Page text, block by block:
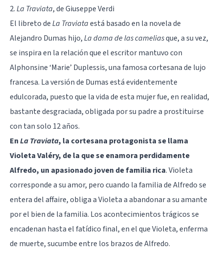
2.La Traviata, de Giuseppe Verdi
El libreto deLa Traviataestá basado en la novela de
Alejandro Dumas hijo,La dama de las cameliasque, a su vez,
se inspira en la relación que el escritor mantuvo con
Alphonsine ‘Marie’ Duplessis, una famosa cortesana de lujo
francesa. La versión de Dumas está evidentemente
edulcorada, puesto que la vida de esta mujer fue, en realidad,
bastante desgraciada, obligada por su padre a prostituirse
con tan solo 12 años.
EnLa Traviata, la cortesana protagonista se llama
Violeta Valéry, de la que se enamora perdidamente
Alfredo, un apasionado joven de familia rica. Violeta
corresponde a su amor, pero cuando la familia de Alfredo se
entera del affaire, obliga a Violeta a abandonar a su amante
por el bien de la familia. Los acontecimientos trágicos se
encadenan hasta el fatídico final, en el que Violeta, enferma
de muerte, sucumbe entre los brazos de Alfredo.